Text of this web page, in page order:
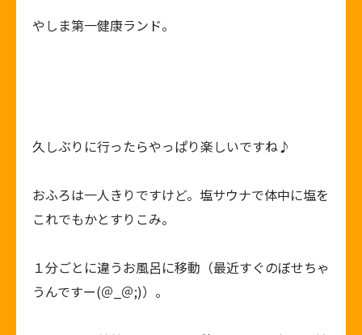
やしま第一健康ランド。
久しぶりに行ったらやっぱり楽しいですね♪
おふろは一人きりですけど。塩サウナで体中に塩を
これでもかとすりこみ。
１分ごとに違うお風呂に移動（最近すぐのぼせちゃ
うんですー(＠_＠;)）。